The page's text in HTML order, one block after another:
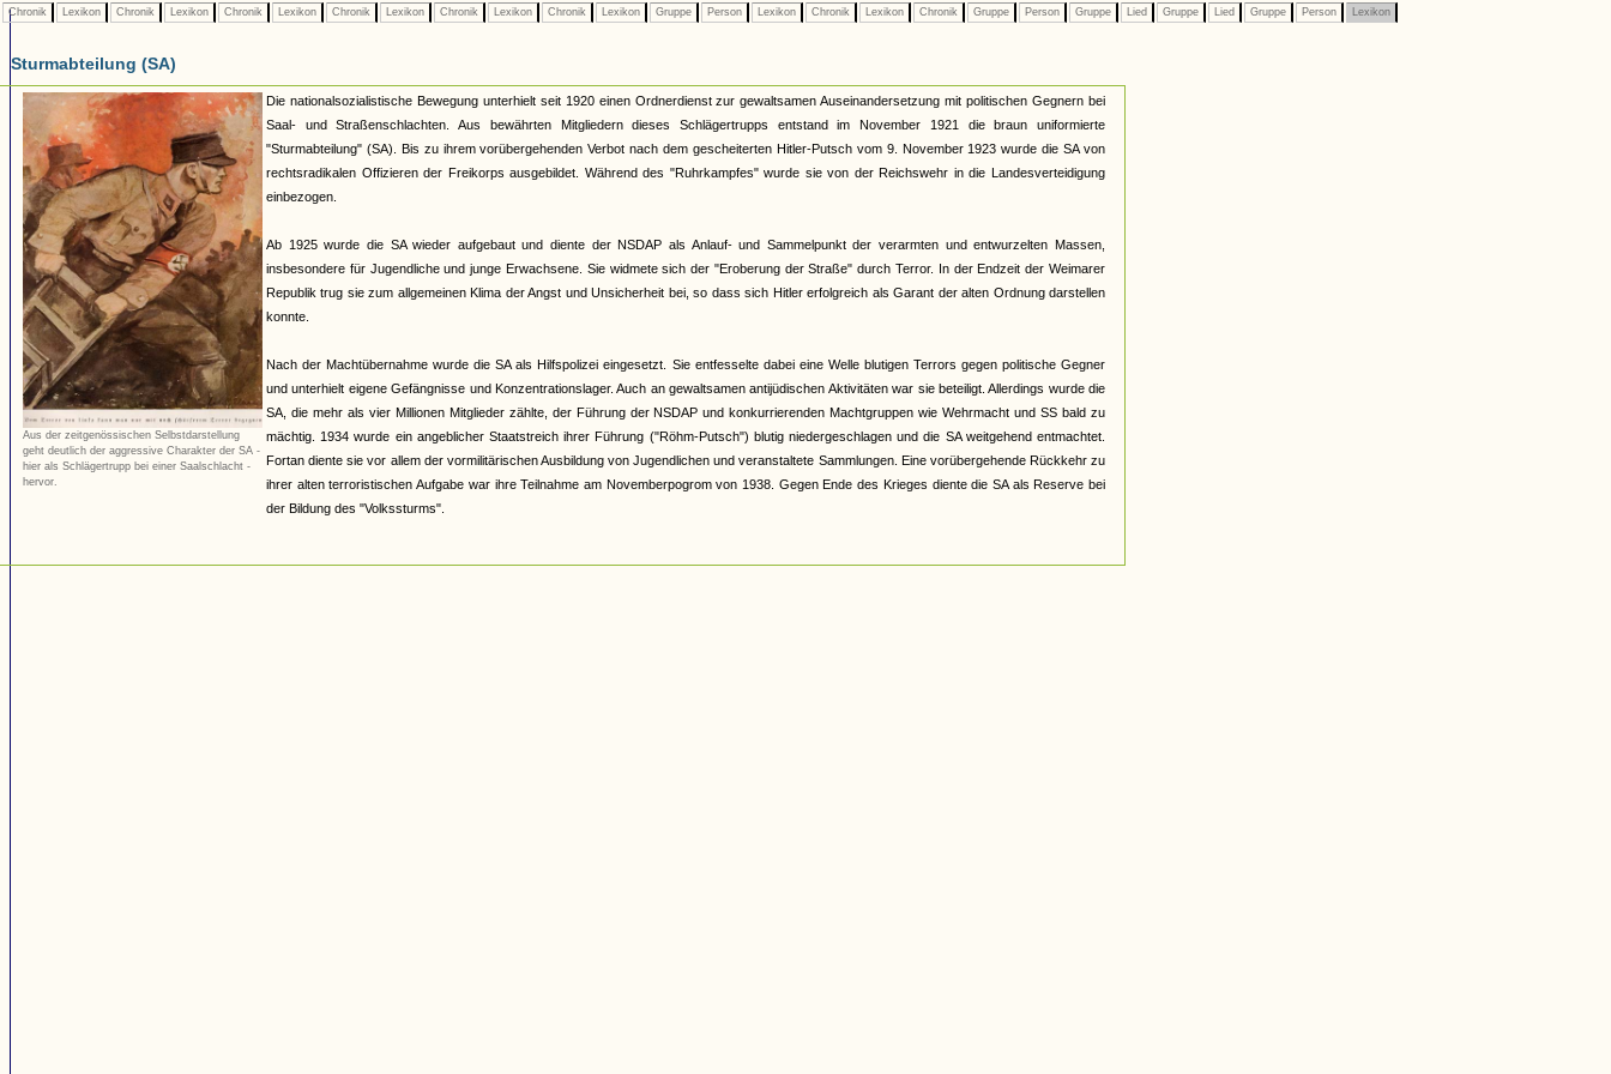
Chronik Lexikon Chronik Lexikon Chronik Lexikon Chronik Lexikon Chronik Lexikon Chronik Lexikon Gruppe Person Lexikon Chronik Lexikon Chronik Gruppe Person Gruppe Lied Gruppe Lied Gruppe Person Lexikon
Sturmabteilung (SA)
Aus der zeitgenössischen Selbstdarstellung
geht deutlich der aggressive Charakter der SA -
hier als Schlägertrupp bei einer Saalschlacht -
hervor.
Die nationalsozialistische Bewegung unterhielt seit 1920 einen Ordnerdienst zur gewaltsamen Auseinandersetzung mit politischen Gegnern bei
Saal- und Straßenschlachten. Aus bewährten Mitgliedern dieses Schlägertrupps entstand im November 1921 die braun uniformierte
"Sturmabteilung" (SA). Bis zu ihrem vorübergehenden Verbot nach dem gescheiterten Hitler-Putsch vom 9. November 1923 wurde die SA von
rechtsradikalen Offizieren der Freikorps ausgebildet. Während des "Ruhrkampfes" wurde sie von der Reichswehr in die Landesverteidigung
einbezogen.
Ab 1925 wurde die SA wieder aufgebaut und diente der NSDAP als Anlauf- und Sammelpunkt der verarmten und entwurzelten Massen,
insbesondere für Jugendliche und junge Erwachsene. Sie widmete sich der "Eroberung der Straße" durch Terror. In der Endzeit der Weimarer
Republik trug sie zum allgemeinen Klima der Angst und Unsicherheit bei, so dass sich Hitler erfolgreich als Garant der alten Ordnung darstellen
konnte.
Nach der Machtübernahme wurde die SA als Hilfspolizei eingesetzt. Sie entfesselte dabei eine Welle blutigen Terrors gegen politische Gegner
und unterhielt eigene Gefängnisse und Konzentrationslager. Auch an gewaltsamen antijüdischen Aktivitäten war sie beteiligt. Allerdings wurde die
SA, die mehr als vier Millionen Mitglieder zählte, der Führung der NSDAP und konkurrierenden Machtgruppen wie Wehrmacht und SS bald zu
mächtig. 1934 wurde ein angeblicher Staatstreich ihrer Führung ("Röhm-Putsch") blutig niedergeschlagen und die SA weitgehend entmachtet.
Fortan diente sie vor allem der vormilitärischen Ausbildung von Jugendlichen und veranstaltete Sammlungen. Eine vorübergehende Rückkehr zu
ihrer alten terroristischen Aufgabe war ihre Teilnahme am Novemberpogrom von 1938. Gegen Ende des Krieges diente die SA als Reserve bei
der Bildung des "Volkssturms".